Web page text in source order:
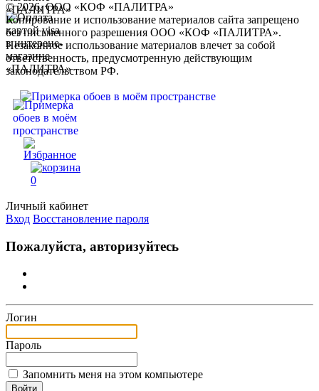
© 2026, ООО «КОФ «ПАЛИТРА»
Копирование и использование материалов сайта запрещено
без письменного разрешения ООО «КОФ «ПАЛИТРА».
Незаконное использование материалов влечет за собой
ответственность, предусмотренную действующим
законодательством РФ.
0
Личный кабинет
Вход Восстановление пароля
Пожалуйста, авторизуйтесь
Логин
Пароль
Запомнить меня на этом компьютере